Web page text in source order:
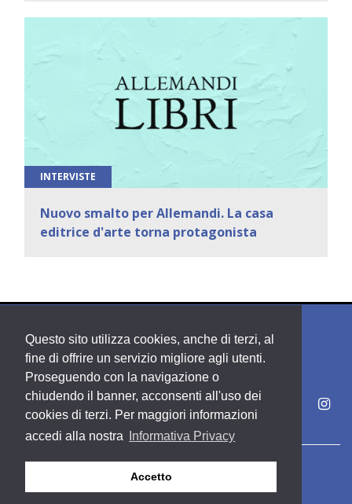
Questo sito utilizza cookies, anche di terzi, al
fine di offrire un servizio migliore agli utenti.
Proseguendo con la navigazione o
chiudendo il banner, acconsenti all'uso dei
cookies di terzi. Per maggiori informazioni
accedi alla nostra
Informativa Privacy
Accetto
INTERVISTE
Nuovo smalto per Allemandi. La casa
editrice d'arte torna protagonista
Copyright PDE srl società del Gruppo Feltrinelli S. p. A.